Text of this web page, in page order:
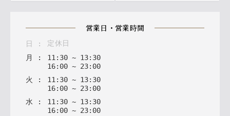
営業日・営業時間
日 :
定休日
月
: 11 : 30 ~ 13: 30
16: 00 ~ 23: 00
火
: 11 : 30 ~ 13: 30
16: 00 ~ 23: 00
水 : 11 : 30 ~ 13: 30
16: 00 ~ 23: 00